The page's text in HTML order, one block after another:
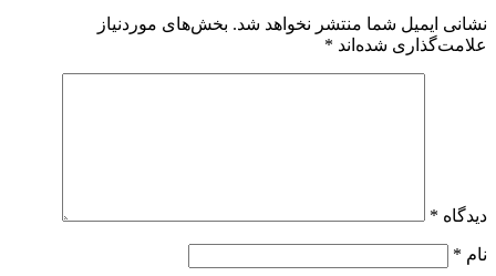
نشانی ایمیل شما منتشر نخواهد شد. بخش‌های موردنیاز
علامت‌گذاری شده‌اند *
دیدگاه *
نام *